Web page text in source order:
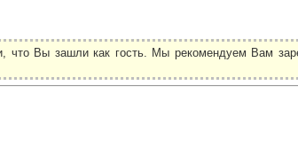
что Вы зашли как гость. Мы рекомендуем Вам